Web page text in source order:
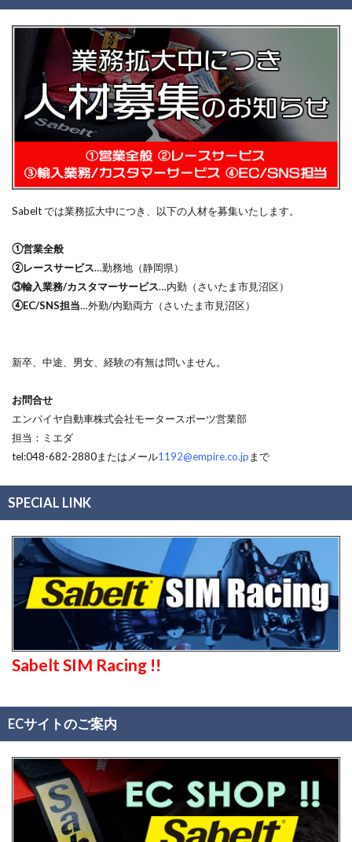
Sabelt では業務拡大中につき、以下の人材を募集いたします。
①営業全般
②レースサービス…勤務地（静岡県）
③輸入業務/カスタマーサービス…内勤（さいたま市見沼区）
④EC/SNS担当…外勤/内勤両方（さいたま市見沼区）
新卒、中途、男女、経験の有無は問いません。
お問合せ
エンパイヤ自動車株式会社モータースポーツ営業部
担当：ミエダ
tel:048-682-2880またはメール1192@empire.co.jpまで
SPECIAL LINK
Sabelt SIM Racing !!
ECサイトのご案内